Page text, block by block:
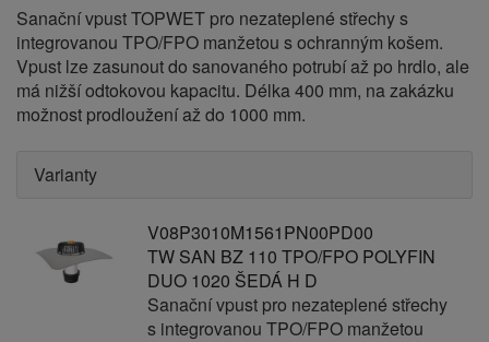
Sanační vpust TOPWET pro nezateplené střechy s
integrovanou TPO/FPO manžetou s ochranným košem.
Vpust lze zasunout do sanovaného potrubí až po hrdlo, ale
má nižší odtokovou kapacitu. Délka 400 mm, na zakázku
možnost prodloužení až do 1000 mm.
Varianty
V08P3010M1561PN00PD00
TW SAN BZ 110 TPO/FPO POLYFIN
DUO 1020 ŠEDÁ H D
Sanační vpust pro nezateplené střechy
s integrovanou TPO/FPO manžetou